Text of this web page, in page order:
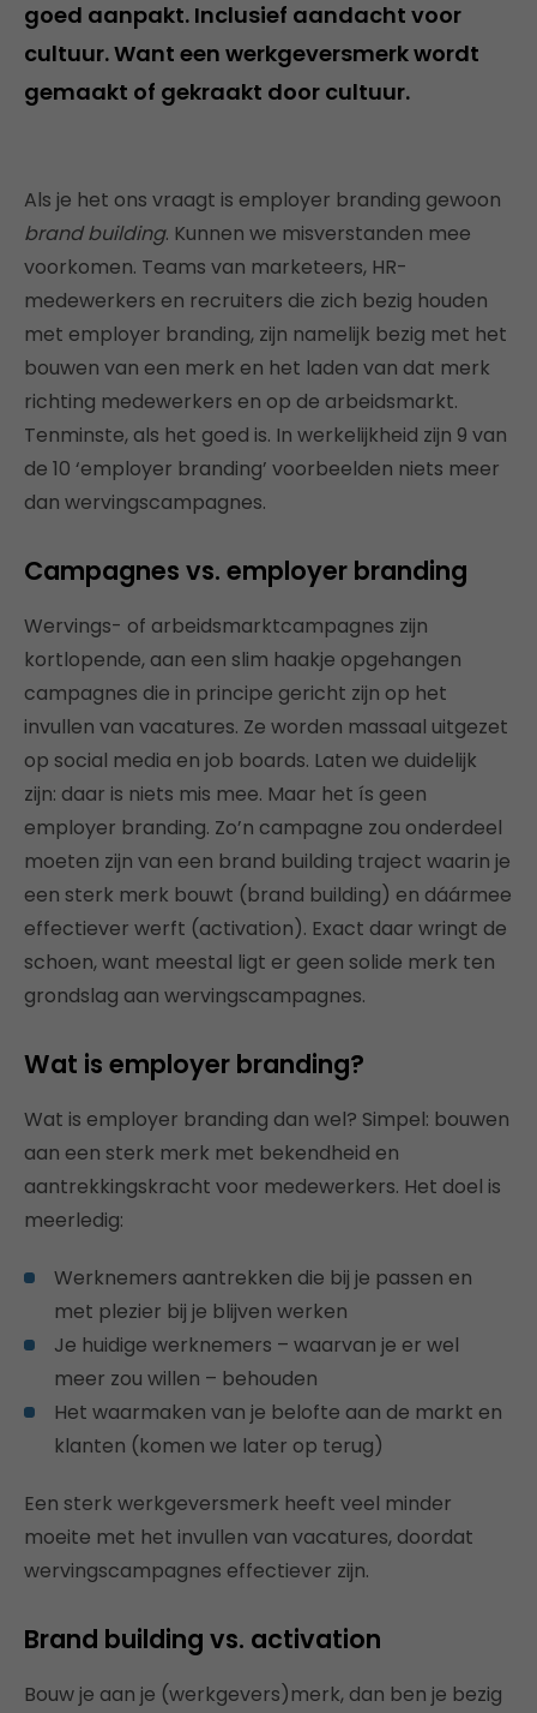
goed aanpakt. Inclusief aandacht voor
cultuur. Want een werkgeversmerk wordt
gemaakt of gekraakt door cultuur.
Als je het ons vraagt is employer branding gewoon
brand building. Kunnen we misverstanden mee
voorkomen. Teams van marketeers, HR-
medewerkers en recruiters die zich bezig houden
met employer branding, zijn namelijk bezig met het
bouwen van een merk en het laden van dat merk
richting medewerkers en op de arbeidsmarkt.
Tenminste, als het goed is. In werkelijkheid zijn 9 van
de 10 ‘employer branding’ voorbeelden niets meer
dan wervingscampagnes.
Campagnes vs. employer branding
Wervings- of arbeidsmarktcampagnes zijn
kortlopende, aan een slim haakje opgehangen
campagnes die in principe gericht zijn op het
invullen van vacatures. Ze worden massaal uitgezet
op social media en job boards. Laten we duidelijk
zijn: daar is niets mis mee. Maar het ís geen
employer branding. Zo’n campagne zou onderdeel
moeten zijn van een brand building traject waarin je
een sterk merk bouwt (brand building) en dáármee
effectiever werft (activation). Exact daar wringt de
schoen, want meestal ligt er geen solide merk ten
grondslag aan wervingscampagnes.
Wat is employer branding?
Wat is employer branding dan wel? Simpel: bouwen
aan een sterk merk met bekendheid en
aantrekkingskracht voor medewerkers. Het doel is
meerledig:
Werknemers aantrekken die bij je passen en
met plezier bij je blijven werken
Je huidige werknemers – waarvan je er wel
meer zou willen – behouden
Het waarmaken van je belofte aan de markt en
klanten (komen we later op terug)
Een sterk werkgeversmerk heeft veel minder
moeite met het invullen van vacatures, doordat
wervingscampagnes effectiever zijn.
Brand building vs. activation
Bouw je aan je (werkgevers)merk, dan ben je bezig